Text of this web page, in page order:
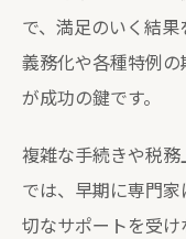
で、満足のいく結
義務化や各種特例
が成功の鍵です。
複雑な手続きや税
では、早期に専門
切なサポートを受